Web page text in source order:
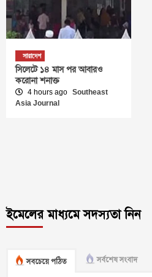
সারাদেশ
সিলেটে ১৪ মাস পর আবারও
করোনা শনাক্ত
4 hours ago Southeast
Asia Journal
ইমেলের মাধ্যমে সদস্যতা নিন
সবচেয়ে পঠিত সর্বশেষ সংবাদ